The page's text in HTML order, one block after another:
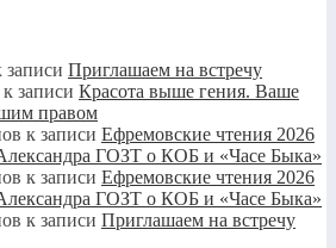
записи Приглашаем на встречу
к записи Красота выше гения. Ваше
правом
к записи Ефремовские чтения 2026
ГОЗТ о КОБ и «Часе Быка»
к записи Ефремовские чтения 2026
ГОЗТ о КОБ и «Часе Быка»
к записи Приглашаем на встречу